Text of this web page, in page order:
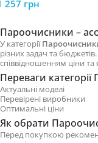
257 грн
Пароочисники –
У категорії
різних задач та
співвідношенням ціни та
Переваги
Актуальні моделі
Перевірені виробники
Оптимальні ціни
Як обрати
Перед покупкою